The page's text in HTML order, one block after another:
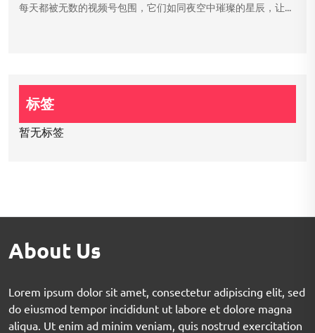
每天都被无数的视频号包围，它们如同夜空中璀璨的星辰，让...
标签
暂无标签
About Us
Lorem ipsum dolor sit amet, consectetur adipiscing elit, sed
do eiusmod tempor incididunt ut labore et dolore magna
aliqua. Ut enim ad minim veniam, quis nostrud exercitation